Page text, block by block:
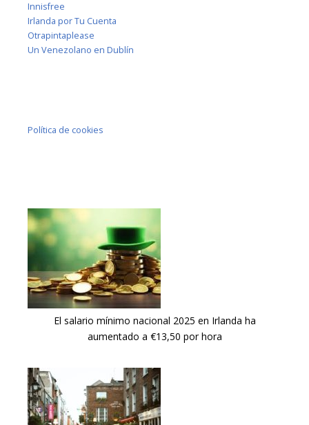
Innisfree
Irlanda por Tu Cuenta
Otrapintaplease
Un Venezolano en Dublín
Política de cookies
El salario mínimo nacional 2025 en Irlanda ha
aumentado a €13,50 por hora